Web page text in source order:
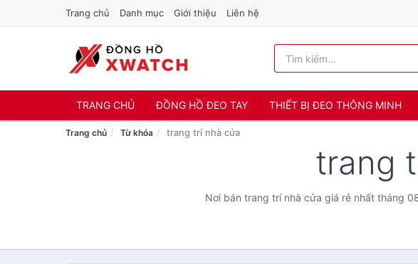
Trang chủ Danh mục Giới thiệu Liên hệ
TRANG CHỦ ĐỒNG HỒ ĐEO TAY THIẾT BỊ ĐEO THÔNG MINH
Trang chủ Từ khóa trang trí nhà cửa
trang
Nơi bán trang trí nhà cửa giá rẻ nhất tháng